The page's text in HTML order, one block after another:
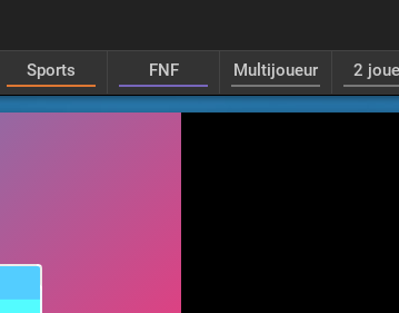
Sports FNF Multijoueur 2